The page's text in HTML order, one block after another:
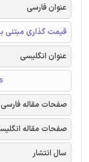
عنوان فارسی
قیمت گذاری مبتنی
عنوان انگلیسی
صفحات مقاله فارسی
صفحات مقاله
سال انتشار